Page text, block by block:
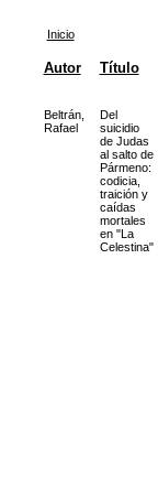
Inicio
Autor Título
Beltrán,
Rafael
Del
suicidio
de Judas
al salto de
Pármeno:
codicia,
traición y
caídas
mortales
en "La
Celestina"